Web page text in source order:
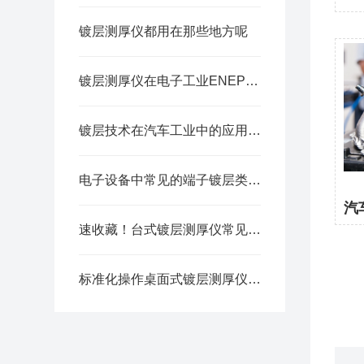
镀层测厚仪都用在那些地方呢
镀层测厚仪在电子工业ENEPIG中的重要应用
镀层技术在汽车工业中的应用，你了解多少？
电子设备中常见的端子镀层类型有哪些？
速收藏！台式镀层测厚仪常见故障的解决方法分享
标准化操作桌面式镀层测厚仪保障检测数据精准可靠
汽